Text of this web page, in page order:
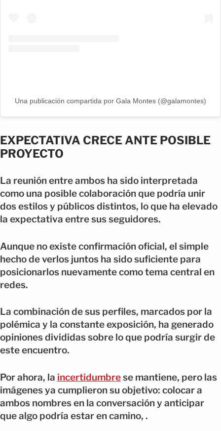
Una publicación compartida por Gala Montes (@galamontes)
EXPECTATIVA CRECE ANTE POSIBLE
PROYECTO
La reunión entre ambos ha sido interpretada
como una posible colaboración que podría unir
dos estilos y públicos distintos, lo que ha elevado
la expectativa entre sus seguidores.
Aunque no existe confirmación oficial, el simple
hecho de verlos juntos ha sido suficiente para
posicionarlos nuevamente como tema central en
redes.
La combinación de sus perfiles, marcados por la
polémica y la constante exposición, ha generado
opiniones divididas sobre lo que podría surgir de
este encuentro.
Por ahora, la incertidumbrese mantiene, pero las
imágenes ya cumplieron su objetivo: colocar a
ambos nombres en la conversación y anticipar
que algo podría estar en camino, .